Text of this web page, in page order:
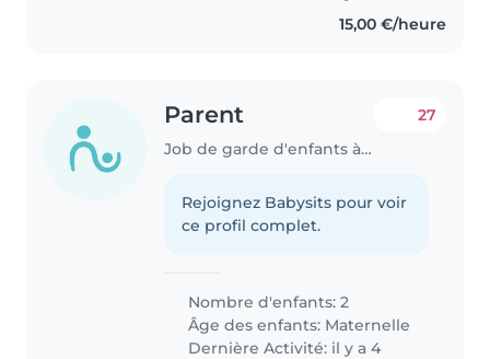
15,00 €/heure
Parent
Job de garde d'enfants à Dudelange
27
Rejoignez Babysits pour voir
ce profil complet.
Nombre d'enfants: 2
Âge des enfants: Maternelle
Dernière Activité: il y a 4